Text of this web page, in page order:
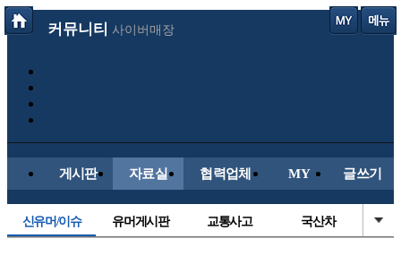
커뮤니티 사이버매장
게시판 자료실 협력업체 MY 글쓰기
신유머/이슈 유머게시판 교통사고 국산차